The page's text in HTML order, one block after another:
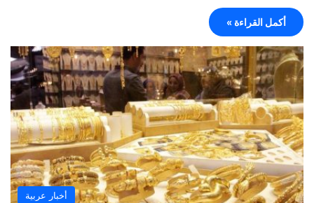
أكمل القراءة »
أخبار عربية